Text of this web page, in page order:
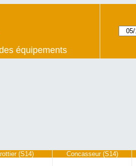
équipements
(S14) Concasseur (S14)